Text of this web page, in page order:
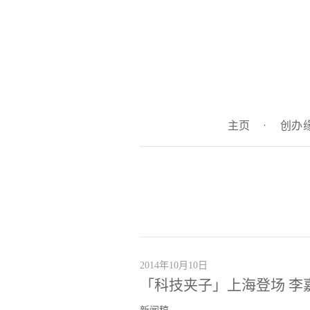
主页 · 创办
2014年10月10日
「科技夹子」上海登场